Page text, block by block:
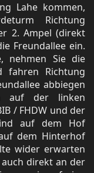
Lahe kommen,
Richtung
2. Ampel (direkt
Freundallee ein.
nehmen Sie die
fahren Richtung
abbiegen
auf der linken
/ FHDW und der
auf dem Hof
dem Hinterhof
wider erwarten
direkt an der